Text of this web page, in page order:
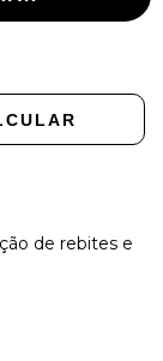
de rebites e